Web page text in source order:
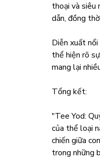
thoại và siêu
dẫn, đồng
Diễn xuất
thể hiện rõ
mang lại
Tổng kết:
"Tee Yod:
của thể loại
chiến giữa
trong những